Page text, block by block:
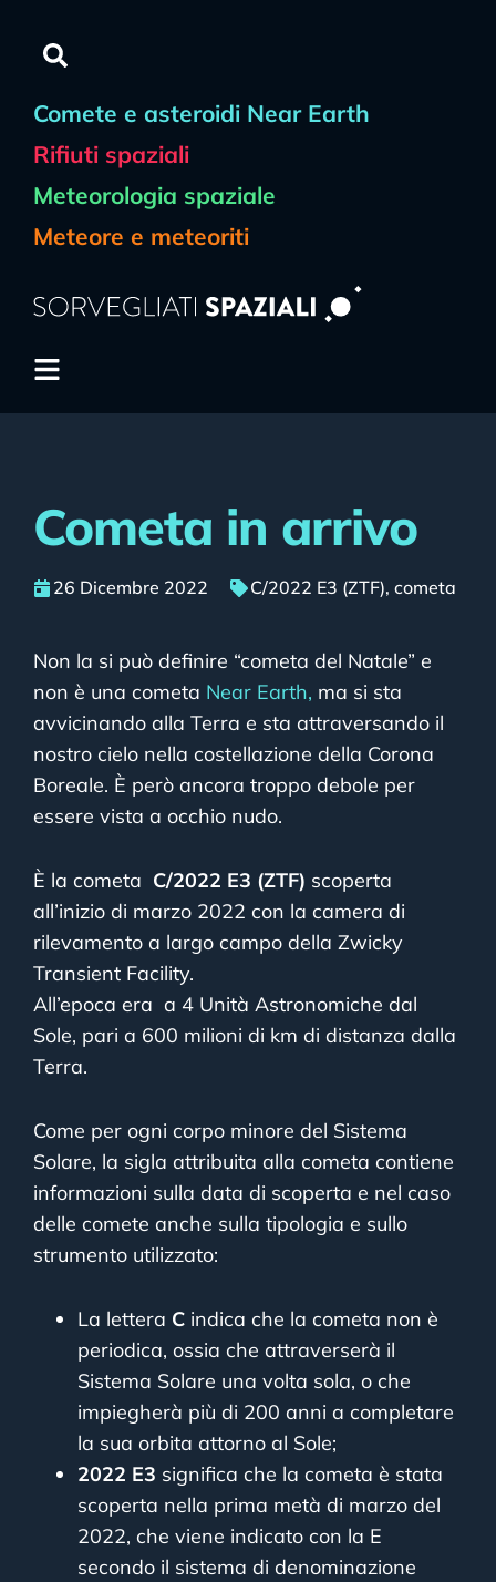
Comete e asteroidi Near Earth
Rifiuti spaziali
Meteorologia spaziale
Meteore e meteoriti
Cometa in arrivo
26 Dicembre 2022 C/2022 E3 (ZTF), cometa
Non la si può definire “cometa del Natale” e
non è una cometa Near Earth, ma si sta
avvicinando alla Terra e sta attraversando il
nostro cielo nella costellazione della Corona
Boreale. È però ancora troppo debole per
essere vista a occhio nudo.
È la cometa C/2022 E3 (ZTF) scoperta
all’inizio di marzo 2022 con la camera di
rilevamento a largo campo della Zwicky
Transient Facility.
All’epoca era a 4 Unità Astronomiche dal
Sole, pari a 600 milioni di km di distanza dalla
Terra.
Come per ogni corpo minore del Sistema
Solare, la sigla attribuita alla cometa contiene
informazioni sulla data di scoperta e nel caso
delle comete anche sulla tipologia e sullo
strumento utilizzato:
La lettera C indica che la cometa non è
periodica, ossia che attraverserà il
Sistema Solare una volta sola, o che
impiegherà più di 200 anni a completare
la sua orbita attorno al Sole;
2022 E3 significa che la cometa è stata
scoperta nella prima metà di marzo del
2022, che viene indicato con la E
secondo il sistema di denominazione